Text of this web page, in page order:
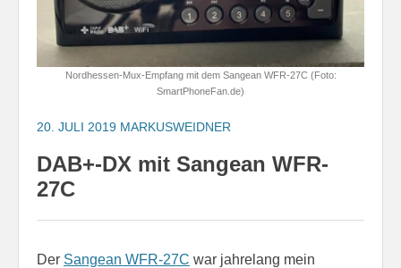
Nordhessen-Mux-Empfang mit dem Sangean WFR-27C (Foto:
SmartPhoneFan.de)
20. JULI 2019 MARKUSWEIDNER
DAB+-DX mit Sangean WFR-
27C
Der Sangean WFR-27C war jahrelang mein